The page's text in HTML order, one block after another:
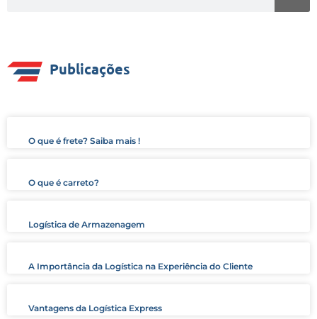
Publicações
O que é frete? Saiba mais !
O que é carreto?
Logística de Armazenagem
A Importância da Logística na Experiência do Cliente
Vantagens da Logística Express